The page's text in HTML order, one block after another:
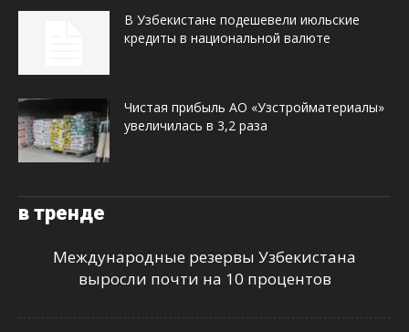
В Узбекистане подешевели июльские
кредиты в национальной валюте
Чистая прибыль АО «Узстройматериалы»
увеличилась в 3,2 раза
в тренде
Международные резервы Узбекистана
выросли почти на 10 процентов